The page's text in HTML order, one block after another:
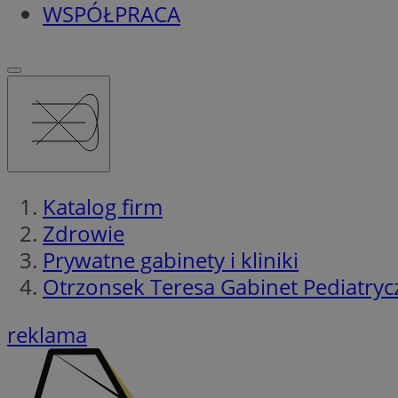
WSPÓŁPRACA
Katalog firm
Zdrowie
Prywatne gabinety i kliniki
Otrzonsek Teresa Gabinet
reklama